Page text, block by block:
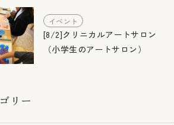
イベント
[8/2]クリニカルアートサロン
（小学生のアートサロン）
リー